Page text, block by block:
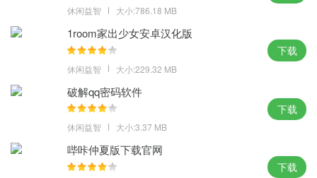
休闲益智 大小:786.18 MB
1room家出少女安卓汉化版
休闲益智 大小:229.32 MB
下载
破解qq密码软件
休闲益智 大小:3.37 MB
下载
哔咔仲夏版下载官网
下载